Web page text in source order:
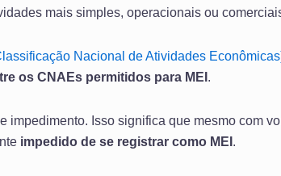
mais simples, operacionais ou
Nacional de Atividades
os CNAEs permitidos para MEI .
impedimento. Isso significa que mesmo com
impedido de se registrar como MEI .